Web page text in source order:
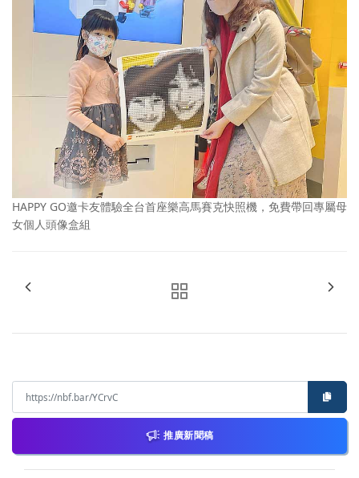
HAPPY GO邀卡友體驗全台首座樂高馬賽克快照機，免費帶回專屬母
女個人頭像盒組
推廣新聞稿